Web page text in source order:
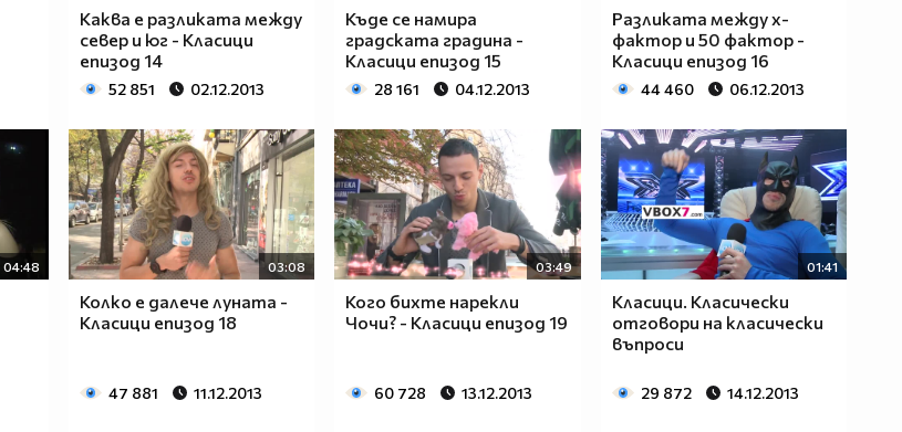
Каква е разликата между
север и юг - Класици
епизод 14
52 851 02.12.2013
Къде се намира
градската градина -
Класици епизод 15
28 161 04.12.2013
Разликата между х-
фактор и 50 фактор -
Класици епизод 16
44 460 06.12.2013
04:48 03:08
Колко е далече луната -
Класици епизод 18
47 881 11.12.2013
03:49
Кого бихте нарекли
Чочи? - Класици епизод 19
60 728 13.12.2013
01:41
Класици. Класически
отговори на класически
въпроси
29 872 14.12.2013